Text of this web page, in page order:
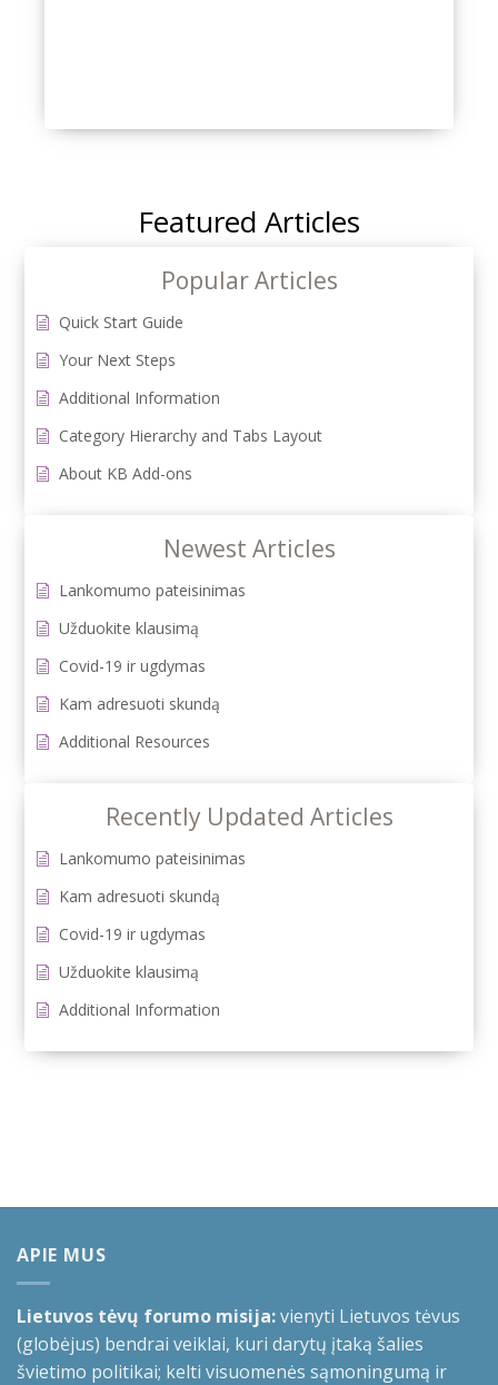
Featured Articles
Popular Articles
Quick Start Guide
Your Next Steps
Additional Information
Category Hierarchy and Tabs Layout
About KB Add-ons
Newest Articles
Lankomumo pateisinimas
Užduokite klausimą
Covid-19 ir ugdymas
Kam adresuoti skundą
Additional Resources
Recently Updated Articles
Lankomumo pateisinimas
Kam adresuoti skundą
Covid-19 ir ugdymas
Užduokite klausimą
Additional Information
APIE MUS
Lietuvos tėvų forumo misija:vienyti Lietuvos tėvus
(globėjus) bendrai veiklai, kuri darytų įtaką šalies
švietimo politikai; kelti visuomenės sąmoningumą ir